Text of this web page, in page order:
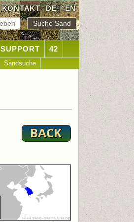
KONTAKT DE|EN
SUPPORT 42
Sandsuche